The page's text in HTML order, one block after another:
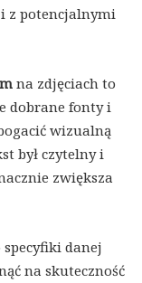
z potencjalnymi
na zdjęciach to
dobrane fonty i
wizualną
był czytelny i
zwiększa
danej
na skuteczność